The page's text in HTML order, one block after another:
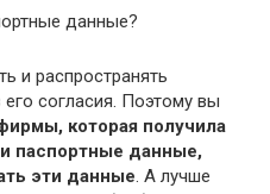
данные?
и распространять
согласия. Поэтому вы
которая получила
паспортные данные,
эти данные. А лучше